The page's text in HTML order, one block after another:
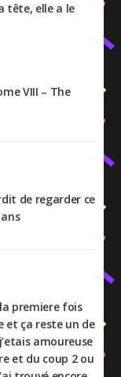
tête, elle a le
VIII – The
de regarder ce
premiere fois
et ça reste un de
amoureuse
et du coup 2 ou